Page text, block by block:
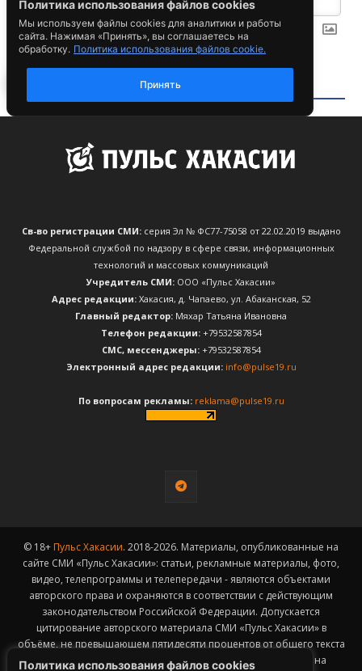
Политика использования файлов cookies
Св-во регистрации СМИ:серия Эл № ФС77-75058 от 22.02.2019 выдано
Федеральной службой по надзору в сфере связи, информационных
технологий и массовых коммуникаций
Учредитель СМИ: ООО «Пульс Хакасии»
Адрес редакции:Хакасия, д. Чапаево, ул. Абаканская, 52
Главный редактор: Мяхар Татьяна Ивановна
Телефон редакции:+79532587854
CМС, мессенджеры:+79532587854
Электронный адрес редакции: info@pulse19.ru
По вопросам рекламы: reklama@pulse19.ru
© 18+ Пульс Хакасии. 2018-2026. Материалы, опубликованные на
сайте СМИ «Пульс Хакасии»: статьи, рекламные материалы, фото,
видео, телепрограммы и телепередачи - являются объектами
авторского права и охраняются в соответствии с действующим
законодательством Российской Федерации. Допускается
цитирование авторского материала СМИ «Пульс Хакасии» в
объёме, не превышающем пятидесяти процентов от общего текста
публикации с обязательным размещением гиперссылки на